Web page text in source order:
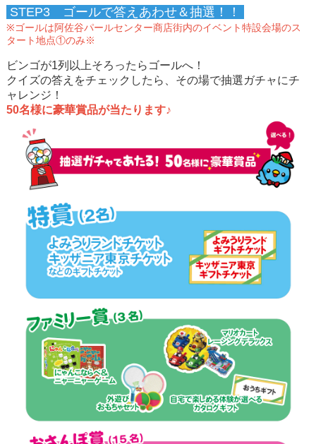
STEP3 ゴールで答えあわせ＆抽選！！
※ゴールは阿佐谷パールセンター商店街内のイベント特設会場のス
タート地点①のみ※
ビンゴが1列以上そろったらゴールへ！
クイズの答えをチェックしたら、その場で抽選ガチャにチ
ャレンジ！
50名様に豪華賞品が当たります♪